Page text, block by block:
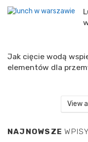
Jak cięcie wodą
elementów dla
View
NAJNOWSZEWPISY